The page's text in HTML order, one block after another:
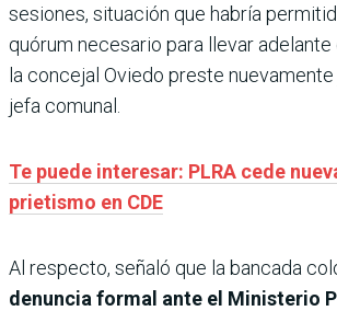
sesiones, situación que habría
quórum necesario para llevar
la concejal Oviedo preste
jefa comunal.
Te puede interesar: PLRA cede
prietismo en CDE
Al respecto, señaló que la bancada
denuncia formal ante el Ministerio